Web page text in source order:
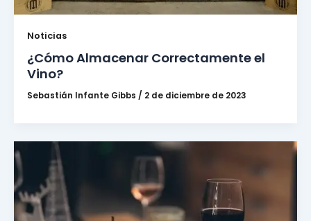
Noticias
¿Cómo Almacenar Correctamente el
Vino?
Sebastián Infante Gibbs / 2 de diciembre de 2023